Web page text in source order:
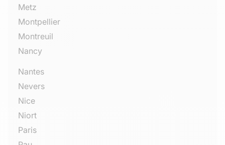
Metz
Montpellier
Montreuil
Nancy
Nantes
Nevers
Nice
Niort
Paris